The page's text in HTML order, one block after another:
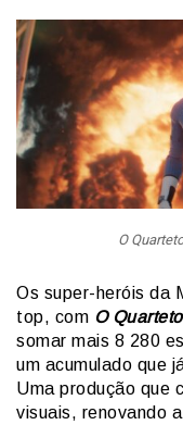
O
Os super-heróis da
top, com O
somar mais 8 280
um acumulado que
Uma produção que
visuais, renovando